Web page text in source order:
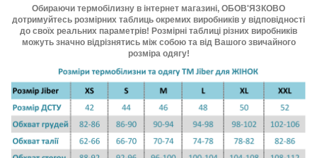
Обираючи термобілизну в інтернет магазині, ОБОВ'ЯЗКОВО
дотримуйтесь розмірних таблиць окремих виробників у відповідності
до своїх реальних параметрів! Розмірні таблиці різних виробників
можуть значно відрізнятись між собою та від Вашого звичайного
розміра одягу!